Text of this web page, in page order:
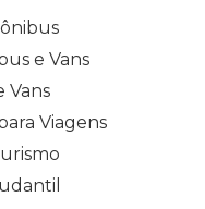
e Vans
Vans
Viagens